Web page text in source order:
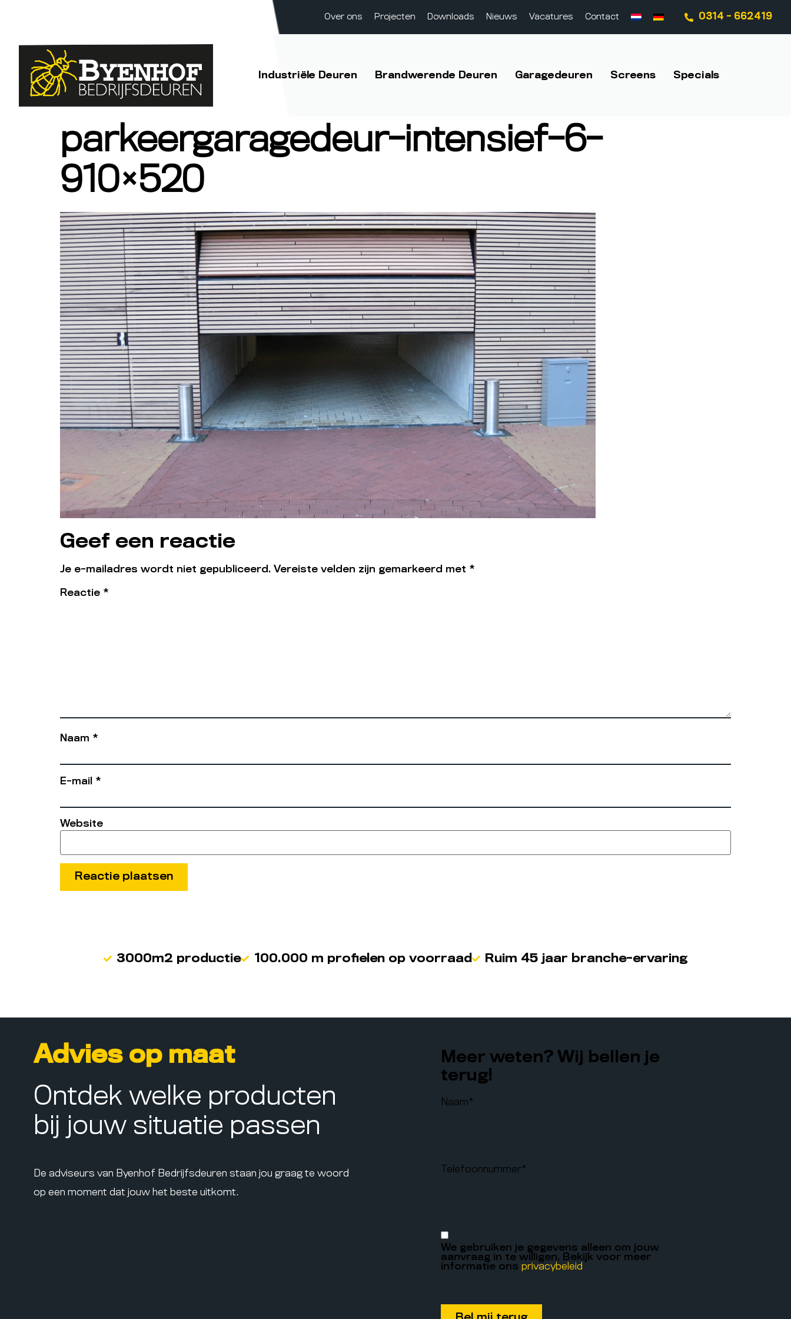
Over ons Projecten Downloads Nieuws Vacatures Contact 0314 - 662419
Industriële Deuren Brandwerende Deuren Garagedeuren Screens Specials
parkeergaragedeur-intensief-6-
910×520
Geef een reactie
Je e-mailadres wordt niet gepubliceerd. Vereiste velden zijn gemarkeerd met *
Reactie *
Naam *
E-mail *
Website
3000m2 productie 100.000 m profielen op voorraad Ruim 45 jaar branche-ervaring
Advies op maat
Ontdek welke producten
bij jouw situatie passen
De adviseurs van Byenhof Bedrijfsdeuren staan jou graag te woord
op een moment dat jouw het beste uitkomt.
Meer weten? Wij bellen je
terug!
Naam*
Telefoonnummer*
We gebruiken je gegevens alleen om jouw
aanvraag in te willigen. Bekijk voor meer
informatie onsprivacybeleid